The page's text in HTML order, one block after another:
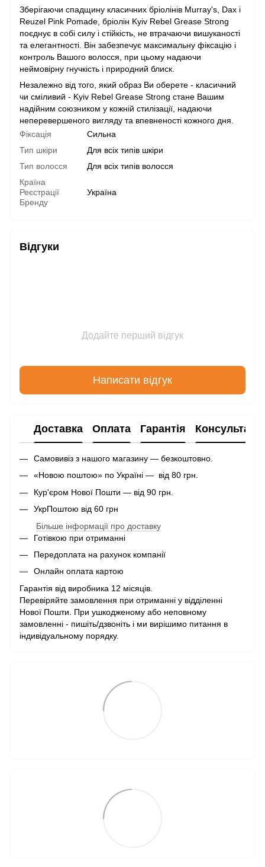
Зберігаючи спадщину класичних бріолінів Murray's, Dax і
Reuzel Pink Pomade, бріолін Kyiv Rebel Grease Strong
поєднує в собі силу і стійкість, не втрачаючи вишуканості
та елегантності. Він забезпечує максимальну фіксацію і
контроль Вашого волосся, при цьому надаючи
неймовірну гнучкість і природний блиск.
Незалежно від того, який образ Ви оберете - класичний
чи сміливий - Kyiv Rebel Grease Strong стане Вашим
надійним союзником у кожній стилізації, надаючи
неперевершеного вигляду та впевненості кожного дня.
Фіксація
Сильна
Тип шкіри
Для всіх типів шкіри
Тип волосся
Для всіх типів волосся
Країна
Реєстрації
Бренду
Україна
Відгуки
Додайте перший відгук
Написати відгук
Доставка Оплата Гарантія Консультація
Самовивіз з нашого магазину — безкоштовно.
«Новою поштою» по Україні — від 80 грн.
Кур'єром Нової Пошти — від 90 грн.
УкрПоштою від 60 грн
Більше інформації про доставку
Готівкою при отриманні
Передоплата на рахунок компанії
Онлайн оплата картою
Гарантія від виробника 12 місяців.
Перевіряйте замовлення при отриманні у відділенні
Нової Пошти. При ушкодженому або неповному
замовленні - пишіть/дзвоніть і ми вирішимо питання в
індивідуальному порядку.